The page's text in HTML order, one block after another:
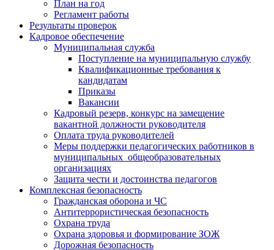
План на год
Регламент работы
Результаты проверок
Кадровое обеспечение
Муниципальная служба
Поступление на муниципальную службу
Квалификационные требования к
кандидатам
Приказы
Вакансии
Кадровый резерв, конкурс на замещение
вакантной должности руководителя
Оплата труда руководителей
Меры поддержки педагогических работников в
муниципальных общеобразовательных
организациях
Защита чести и достоинства педагогов
Комплексная безопасность
Гражданская оборона и ЧС
Антитеррористическая безопасность
Охрана труда
Охрана здоровья и формирование ЗОЖ
Дорожная безопасность